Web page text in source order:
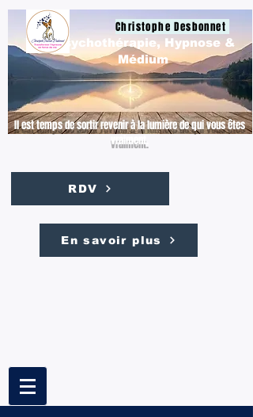
Christophe Desbonnet
Il est temps de sortir revenir à la lumière de qui vous êtes
vraiment.
Psychothérapie, Hypnose &
Médium
RDV
En savoir plus